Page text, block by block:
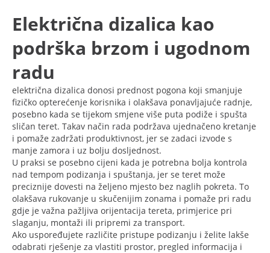
Električna dizalica kao
podrška brzom i ugodnom
radu
električna dizalica donosi prednost pogona koji smanjuje
fizičko opterećenje korisnika i olakšava ponavljajuće radnje,
posebno kada se tijekom smjene više puta podiže i spušta
sličan teret. Takav način rada podržava ujednačeno kretanje
i pomaže zadržati produktivnost, jer se zadaci izvode s
manje zamora i uz bolju dosljednost.
U praksi se posebno cijeni kada je potrebna bolja kontrola
nad tempom podizanja i spuštanja, jer se teret može
preciznije dovesti na željeno mjesto bez naglih pokreta. To
olakšava rukovanje u skučenijim zonama i pomaže pri radu
gdje je važna pažljiva orijentacija tereta, primjerice pri
slaganju, montaži ili pripremi za transport.
Ako uspoređujete različite pristupe podizanju i želite lakše
odabrati rješenje za vlastiti prostor, pregled informacija i